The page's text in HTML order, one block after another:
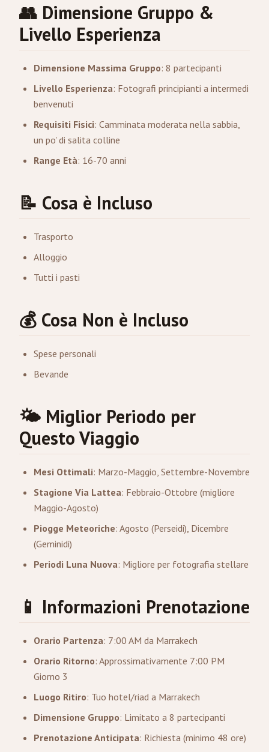
👥 Dimensione Gruppo &
Livello Esperienza
Dimensione Massima Gruppo: 8 partecipanti
Livello Esperienza: Fotografi principianti a intermedi
benvenuti
Requisiti Fisici: Camminata moderata nella sabbia,
un po' di salita colline
Range Età: 16-70 anni
📝 Cosa è Incluso
Trasporto
Alloggio
Tutti i pasti
💰 Cosa Non è Incluso
Spese personali
Bevande
🌤️ Miglior Periodo per
Questo Viaggio
Mesi Ottimali: Marzo-Maggio, Settembre-Novembre
Stagione Via Lattea: Febbraio-Ottobre (migliore
Maggio-Agosto)
Piogge Meteoriche: Agosto (Perseidi), Dicembre
(Geminidi)
Periodi Luna Nuova: Migliore per fotografia stellare
📱 Informazioni Prenotazione
Orario Partenza: 7:00 AM da Marrakech
Orario Ritorno: Approssimativamente 7:00 PM
Giorno 3
Luogo Ritiro: Tuo hotel/riad a Marrakech
Dimensione Gruppo: Limitato a 8 partecipanti
Prenotazione Anticipata: Richiesta (minimo 48 ore)